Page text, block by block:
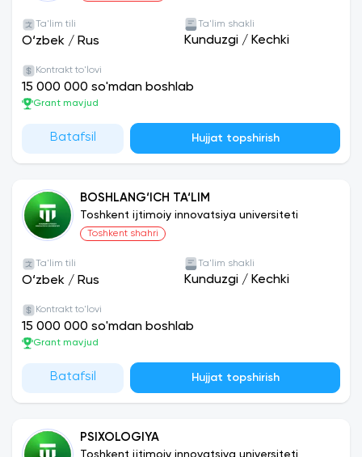
Ta'lim tili
O‘zbek / Rus
Ta'lim shakli
Kunduzgi / Kechki
Kontrakt to'lovi
15 000 000 so'mdan boshlab
Grant mavjud
Batafsil Hujjat topshirish
BOSHLANG‘ICH TA‘LIM
Toshkent ijtimoiy innovatsiya universiteti
Toshkent shahri
Ta'lim tili
O‘zbek / Rus
Ta'lim shakli
Kunduzgi / Kechki
Kontrakt to'lovi
15 000 000 so'mdan boshlab
Grant mavjud
Batafsil Hujjat topshirish
PSIXOLOGIYA
Toshkent ijtimoiy innovatsiya universiteti